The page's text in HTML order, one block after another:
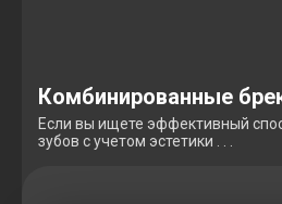
Комбинированные
Если вы ищете эффективный
зубов с учетом эстетики . . .